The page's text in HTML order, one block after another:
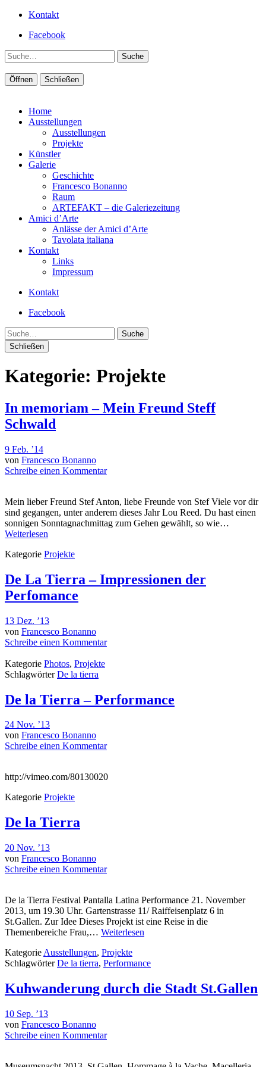
Kontakt
Facebook
Suche
Öffnen Schließen
Home
Ausstellungen
Ausstellungen
Projekte
Künstler
Galerie
Geschichte
Francesco Bonanno
Raum
ARTEFAKT – die Galeriezeitung
Amici d’Arte
Anlässe der Amici d’Arte
Tavolata italiana
Kontakt
Links
Impressum
Kontakt
Facebook
Suche
Schließen
Kategorie: Projekte
In memoriam – Mein Freund Steff
Schwald
9 Feb. ’14
von Francesco Bonanno
Schreibe einen Kommentar
Mein lieber Freund Stef Anton, liebe Freunde von Stef Viele vor dir
sind gegangen, unter anderem dieses Jahr Lou Reed. Du hast einen
sonnigen Sonntagnachmittag zum Gehen gewählt, so wie…
Weiterlesen
Kategorie Projekte
De La Tierra – Impressionen der
Perfomance
13 Dez. ’13
von Francesco Bonanno
Schreibe einen Kommentar
Kategorie Photos, Projekte
SchlagwörterDe la tierra
De la Tierra – Performance
24 Nov. ’13
von Francesco Bonanno
Schreibe einen Kommentar
http://vimeo.com/80130020
Kategorie Projekte
De la Tierra
20 Nov. ’13
von Francesco Bonanno
Schreibe einen Kommentar
De la Tierra Festival Pantalla Latina Performance 21. November
2013, um 19.30 Uhr. Gartenstrasse 11/ Raiffeisenplatz 6 in
St.Gallen. Zur Idee Dieses Projekt ist eine Reise in die
Themenbereiche Frau,… Weiterlesen
Kategorie Ausstellungen, Projekte
SchlagwörterDe la tierra, Performance
Kuhwanderung durch die Stadt St.Gallen
10 Sep. ’13
von Francesco Bonanno
Schreibe einen Kommentar